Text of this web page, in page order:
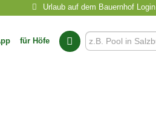
Urlaub auf dem Bauernhof Login
für Höfe